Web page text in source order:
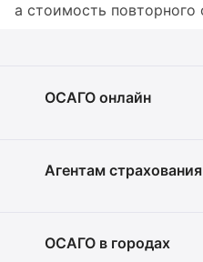
а стоимость
ОСАГО онлайн
Агентам страхования
ОСАГО в городах